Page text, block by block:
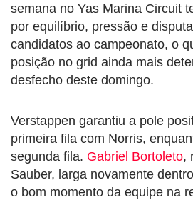
semana no Yas Marina Circuit
por equilíbrio, pressão e
candidatos ao campeonato, o
posição no grid ainda mais
desfecho deste domingo.
Verstappen garantiu a pole
primeira fila com Norris,
segunda fila. Gabriel Bortoleto,
Sauber, larga novamente
o bom momento da equipe na